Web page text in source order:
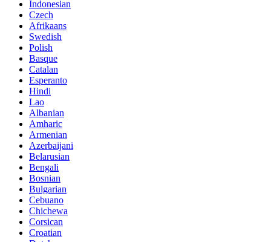
Indonesian
Czech
Afrikaans
Swedish
Polish
Basque
Catalan
Esperanto
Hindi
Lao
Albanian
Amharic
Armenian
Azerbaijani
Belarusian
Bengali
Bosnian
Bulgarian
Cebuano
Chichewa
Corsican
Croatian